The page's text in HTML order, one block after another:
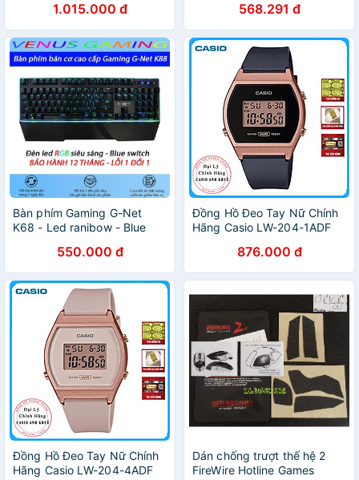
1.015.000 đ
Nước | Lót Nhung | Cặp
Đựng Phím | VCK
568.291 đ
Bàn phím Gaming G-Net
K68 - Led ranibow - Blue
Màu đen - Bảo hành 12
tháng
550.000 đ
Đồng Hồ Đeo Tay Nữ Chính
Hãng Casio LW-204-1ADF
876.000 đ
Đồng Hồ Đeo Tay Nữ Chính
Hãng Casio LW-204-4ADF
Dán chống trượt thế hệ 2
FireWire Hotline Games